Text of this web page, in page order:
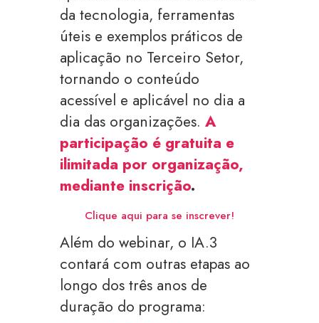
da tecnologia, ferramentas
úteis e exemplos práticos de
aplicação no Terceiro Setor,
tornando o conteúdo
acessível e aplicável no dia a
dia das organizações.A
participação é gratuita e
ilimitada por organização,
mediante inscrição.
Clique aqui para se inscrever!
Além do webinar, o IA.3
contará com outras etapas ao
longo dos três anos de
duração do programa: